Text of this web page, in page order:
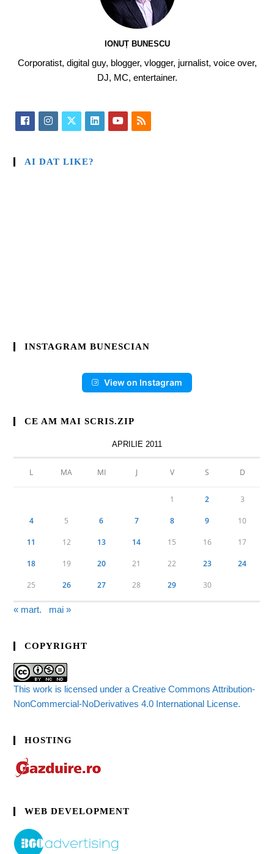
IONUȚ BUNESCU
Corporatist, digital guy, blogger, vlogger, jurnalist, voice over,
DJ, MC, entertainer.
AI DAT LIKE?
INSTAGRAM BUNESCIAN
View on Instagram
CE AM MAI SCRIS.ZIP
APRILIE 2011
L MA MI J V S D
1 2 3
4 5 6 7 8 9 10
11 12 13 14 15 16 17
18 19 20 21 22 23 24
25 26 27 28 29 30
« mart. mai »
COPYRIGHT
This work is licensed under a Creative Commons Attribution-
NonCommercial-NoDerivatives 4.0 International License.
HOSTING
WEB DEVELOPMENT